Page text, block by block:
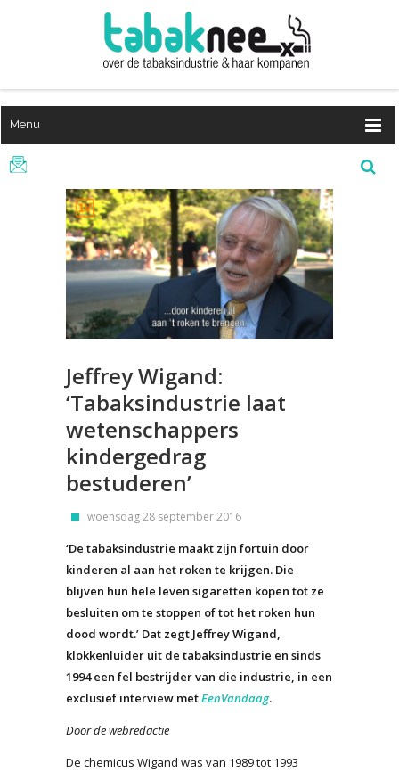
Menu
Jeffrey Wigand:
‘Tabaksindustrie laat
wetenschappers
kindergedrag
bestuderen’
woensdag 28 september 2016
‘De tabaksindustrie maakt zijn fortuin door
kinderen al aan het roken te krijgen. Die
blijven hun hele leven sigaretten kopen tot ze
besluiten om te stoppen of tot het roken hun
dood wordt.’ Dat zegt Jeffrey Wigand,
klokkenluider uit de tabaksindustrie en sinds
1994 een fel bestrijder van die industrie, in een
exclusief interview metEenVandaag.
Door de webredactie
De chemicus Wigand was van 1989 tot 1993